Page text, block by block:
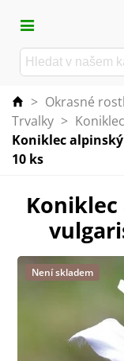
> Okrasné
Trvalky > Koniklec
Koniklec
10 ks
Není skladem